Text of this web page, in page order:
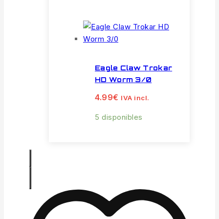
Eagle Claw Trokar
HD Worm 3/0
4.99€ IVA incl.
5 disponibles